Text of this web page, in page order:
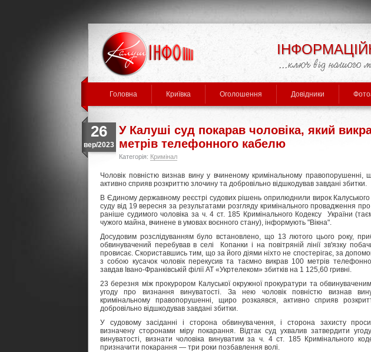
Головна Криївка Оголошення Довідники
26
вер/2023
У Калуші суд покарав чоловіка, який
метрів телефонного кабелю
Категорія: Кримінал
Чоловік повністю визнав вину у вчиненому кримінальному правопорушенні,
активно сприяв розкриттю злочину та добровільно відшкодував завдані збитки.
В Єдиному державному реєстрі судових рішень оприлюднили вирок Калуського
суду від 19 вересня за результатами розгляду кримінального провадження
раніше судимого чоловіка за ч. 4 ст. 185 Кримінального Кодексу України
чужого майна, вчинене в умовах воєнного стану), інформують "Вікна".
Досудовим розслідуванням було встановлено, що 13 лютого цього року,
обвинувачений перебував в селі Копанки і на повітряній лінії зв'язку
провисає. Скориставшись тим, що за його діями ніхто не спостерігає, за
з собою кусачок чоловік перекусив та таємно викрав 100 метрів
завдав Івано-Франківській філії АТ «Укртелеком» збитків на 1 125,60 гривні.
23 березня між прокурором Калуської окружної прокуратури та
угоду про визнання винуватості. За нею чоловік повністю визнав
кримінальному правопорушенні, щиро розкаявся, активно сприяв
добровільно відшкодував завдані збитки.
У судовому засіданні і сторона обвинувачення, і сторона захисту
визначену сторонами міру покарання. Відтак суд ухвалив затвердити
винуватості, визнати чоловіка винуватим за ч. 4 ст. 185 Кримінального
призначити покарання — три роки позбавлення волі.